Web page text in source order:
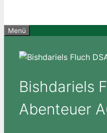
Menü
Bishdariels
Abenteuer